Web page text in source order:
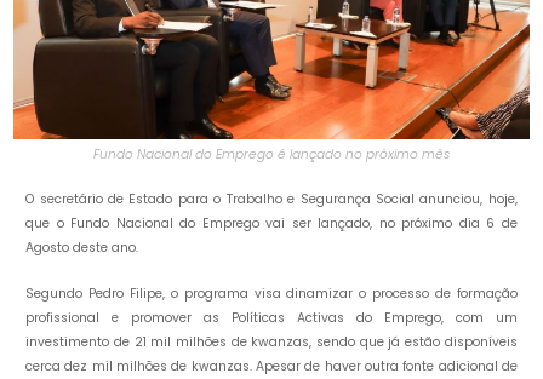
Fundo Nacional do Emprego é lançado no próximo mês
O secretário de Estado para o Trabalho e Segurança Social anunciou, hoje,
que o Fundo Nacional do Emprego vai ser lançado, no próximo dia 6 de
Agosto deste ano.
Segundo Pedro Filipe, o programa visa dinamizar o processo de formação
profissional e promover as Políticas Activas do Emprego, com um
investimento de 21 mil milhões de kwanzas, sendo que já estão disponíveis
cerca dez mil milhões de kwanzas. Apesar de haver outra fonte adicional de